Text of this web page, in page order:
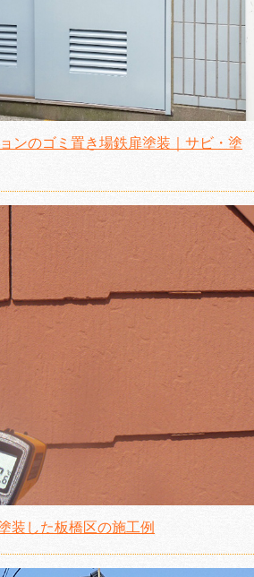
ンのゴミ置き場鉄扉塗装｜サビ・塗
装した板橋区の施工例